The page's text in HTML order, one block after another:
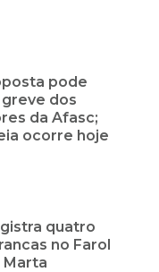
pode
dos
da Afasc;
ocorre hoje
quatro
no Farol
Marta